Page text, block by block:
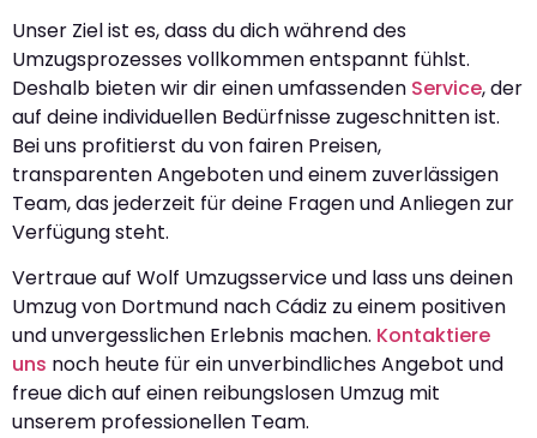
Unser Ziel ist es, dass du dich während des
Umzugsprozesses vollkommen entspannt fühlst.
Deshalb bieten wir dir einen umfassenden Service, der
auf deine individuellen Bedürfnisse zugeschnitten ist.
Bei uns profitierst du von fairen Preisen,
transparenten Angeboten und einem zuverlässigen
Team, das jederzeit für deine Fragen und Anliegen zur
Verfügung steht.
Vertraue auf Wolf Umzugsservice und lass uns deinen
Umzug von Dortmund nach Cádiz zu einem positiven
und unvergesslichen Erlebnis machen. Kontaktiere
uns noch heute für ein unverbindliches Angebot und
freue dich auf einen reibungslosen Umzug mit
unserem professionellen Team.